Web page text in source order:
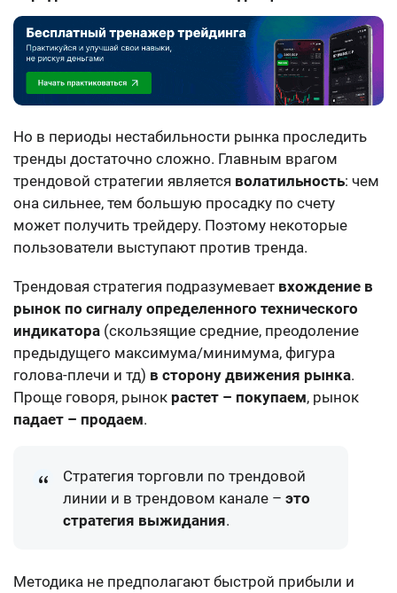
Но в периоды нестабильности рынка проследить
тренды достаточно сложно. Главным врагом
трендовой стратегии является волатильность: чем
она сильнее, тем большую просадку по счету
может получить трейдеру. Поэтому некоторые
пользователи выступают против тренда.
Трендовая стратегия подразумевает вхождение в
рынок по сигналу определенного технического
индикатора (скользящие средние, преодоление
предыдущего максимума/минимума, фигура
голова-плечи и тд) в сторону движения рынка.
Проще говоря, рынок растет – покупаем, рынок
падает – продаем.
Стратегия торговли по трендовой
линии и в трендовом канале – это
стратегия выжидания.
Методика не предполагают быстрой прибыли и